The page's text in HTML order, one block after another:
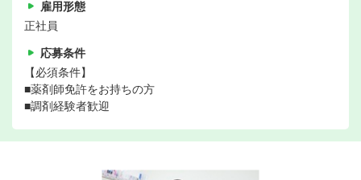
雇用形態
正社員
応募条件
【必須条件】
■薬剤師免許をお持ちの方
■調剤経験者歓迎